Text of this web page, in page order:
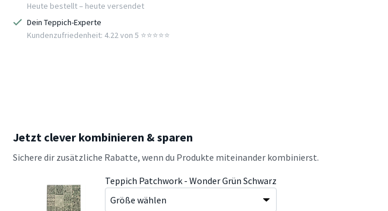
Heute bestellt – heute versendet
Dein Teppich-Experte
Kundenzufriedenheit: 4.22 von 5 ⭐️⭐️⭐️⭐️⭐️
Jetzt clever kombinieren & sparen
Sichere dir zusätzliche Rabatte, wenn du Produkte miteinander kombinierst.
Teppich Patchwork - Wonder Grün Schwarz